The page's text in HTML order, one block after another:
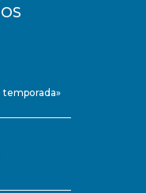
temporada»